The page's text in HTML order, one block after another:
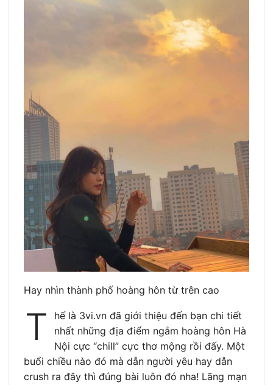
Hay nhìn thành phố hoàng hôn từ trên cao
T
hế là 3vi.vn đã giới thiệu đến bạn chi tiết
nhất những địa điểm ngắm hoàng hôn Hà
Nội cực “chill” cực thơ mộng rồi đấy. Một
buổi chiều nào đó mà dẫn người yêu hay dẫn
crush ra đây thì đúng bài luôn đó nha! Lãng mạn